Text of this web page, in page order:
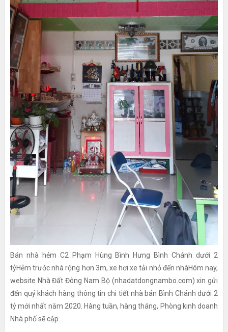
Bán nhà hẻm C2 Phạm Hùng Bình Hưng Bình Chánh dưới 2
tỷHẻm trước nhà rộng hơn 3m, xe hơi xe tải nhỏ đến nhàHôm nay,
website Nhà Đất Đông Nam Bộ (nhadatdongnambo.com) xin gửi
đến quý khách hàng thông tin chi tiết nhà bán Bình Chánh dưới 2
tỷ mới nhất năm 2020. Hàng tuần, hàng tháng, Phòng kinh doanh
Nhà phố sẽ cập...